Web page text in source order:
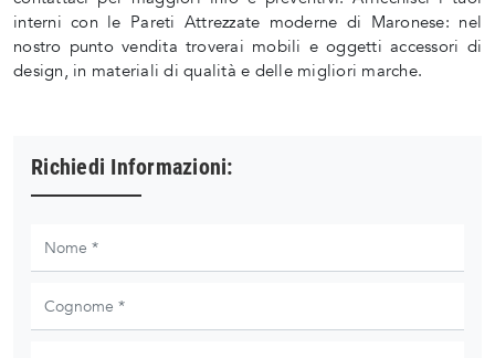
interni con le Pareti Attrezzate moderne di Maronese: nel
nostro punto vendita troverai mobili e oggetti accessori di
design, in materiali di qualità e delle migliori marche.
Richiedi Informazioni: